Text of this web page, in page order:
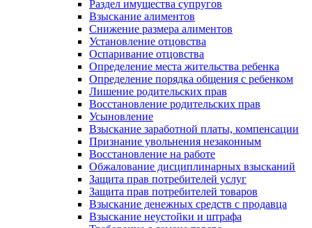
Раздел имущества супругов
Взыскание алиментов
Снижение размера алиментов
Установление отцовства
Оспаривание отцовства
Определение места жительства ребенка
Определение порядка общения с ребенком
Лишение родительских прав
Восстановление родительских прав
Усыновление
Взыскание заработной платы, компенсации
Признание увольнения незаконным
Восстановление на работе
Обжалование дисциплинарных взысканий
Защита прав потребителей услуг
Защита прав потребителей товаров
Взыскание денежных средств с продавца
Взыскание неустойки и штрафа